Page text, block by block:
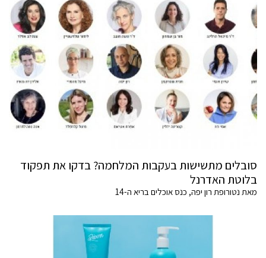
סובלים מתשישות בעקבות המלחמה? בדקו את תפקוד
בלוטת האדרנל
מאת נטורופת רון יפה, כנס אוכלים בריא ה-14